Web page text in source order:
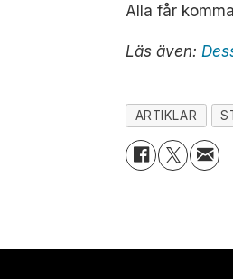
Alla får
Läs även:
ARTIKLAR